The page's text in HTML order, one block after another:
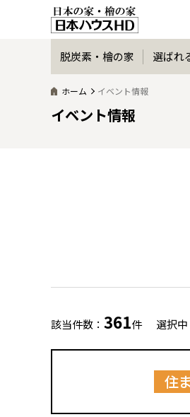
脱炭素・檜の家 選ばれ
ホーム イベント情報
イベント情報
該当件数： 361件 選択中
住